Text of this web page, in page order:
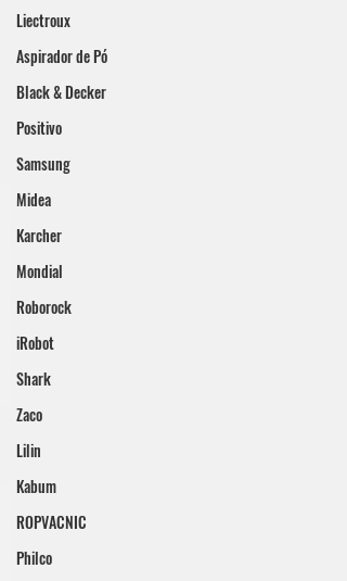
Liectroux
Aspirador de Pó
Black & Decker
Positivo
Samsung
Midea
Karcher
Mondial
Roborock
iRobot
Shark
Zaco
Lilin
Kabum
ROPVACNIC
Philco